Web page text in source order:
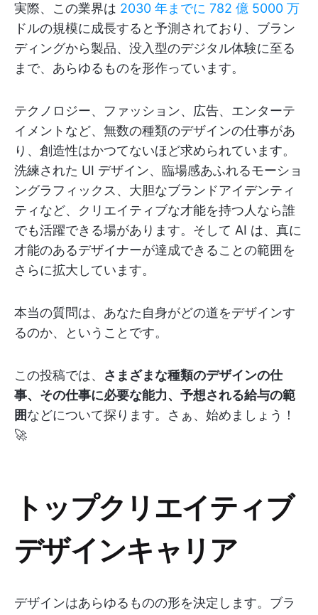
実際、この業界は 2030 年までに 782 億 5000 万
ドルの規模に成長すると予測されており、ブラン
ディングから製品、没入型のデジタル体験に至る
まで、あらゆるものを形作っています。
テクノロジー、ファッション、広告、エンターテ
イメントなど、無数の種類のデザインの仕事があ
り、創造性はかつてないほど求められています。
洗練された UI デザイン、臨場感あふれるモーショ
ングラフィックス、大胆なブランドアイデンティ
ティなど、クリエイティブな才能を持つ人なら誰
でも活躍できる場があります。そして AI は、真に
才能のあるデザイナーが達成できることの範囲を
さらに拡大しています。
本当の質問は、あなた自身がどの道をデザインす
るのか、ということです。
この投稿では、 さまざまな種類のデザインの仕
事、その仕事に必要な能力、予想される給与の範
囲などについて探ります。さぁ、始めましょう！
🚀
トップクリエイティブ
デザインキャリア
デザインはあらゆるものの形を決定します。ブラ